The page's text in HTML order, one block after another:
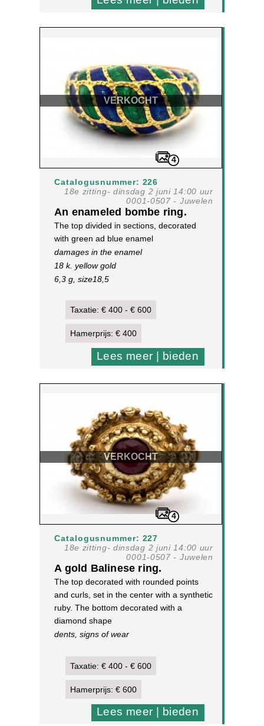
VERKOCHT
4
Catalogusnummer: 226
18e zitting- dinsdag 2 juni 14:00 uur
0001-0507 - Juwelen
An enameled bombe ring.
The top divided in sections, decorated
with green ad blue enamel
damages in the enamel
18 k. yellow gold
6,3 g, size18,5
Taxatie: € 400 - € 600
Hamerprijs: € 400
Lees meer | bieden
VERKOCHT
4
Catalogusnummer: 227
18e zitting- dinsdag 2 juni 14:00 uur
0001-0507 - Juwelen
A gold Balinese ring.
The top decorated with rounded points
and curls, set in the center with a synthetic
ruby. The bottom decorated with a
diamond shape
dents, signs of wear
5,8 g, size 18
Taxatie: € 400 - € 600
Hamerprijs: € 600
Lees meer | bieden